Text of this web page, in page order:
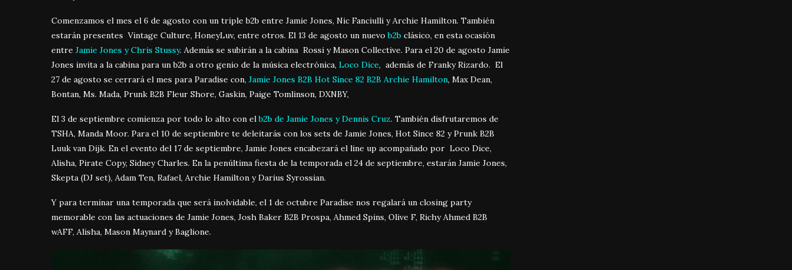
Comenzamos el mes el 6 de agosto con un triple b2b entre Jamie Jones, Nic Fanciulli y Archie Hamilton. También
estarán presentes Vintage Culture, HoneyLuv, entre otros. El 13 de agosto un nuevob2b clásico, en esta ocasión
entre Jamie Jones y Chris Stussy. Además se subirán a la cabina Rossi y Mason Collective. Para el 20 de agosto Jamie
Jones invita a la cabina para un b2b a otro genio de la música electrónica, Loco Dice, además de Franky Rizardo. El
27 de agosto se cerrará el mes para Paradise con, Jamie Jones B2B Hot Since 82 B2B Archie Hamilton, Max Dean,
Bontan, Ms. Mada, Prunk B2B Fleur Shore, Gaskin, Paige Tomlinson, DXNBY,
El 3 de septiembre comienza por todo lo alto con elb2b de Jamie Jones y Dennis Cruz. También disfrutaremos de
TSHA, Manda Moor. Para el 10 de septiembre te deleitarás con los sets de Jamie Jones, Hot Since 82 y Prunk B2B
Luuk van Dijk. En el evento del 17 de septiembre, Jamie Jones encabezará el line up acompañado por Loco Dice,
Alisha, Pirate Copy, Sidney Charles. En la penúltima fiesta de la temporada el 24 de septiembre, estarán Jamie Jones,
Skepta (DJ set), Adam Ten, Rafael, Archie Hamilton y Darius Syrossian.
Y para terminar una temporada que será inolvidable, el 1 de octubre Paradise nos regalará un closing party
memorable con las actuaciones de Jamie Jones, Josh Baker B2B Prospa, Ahmed Spins, Olive F, Richy Ahmed B2B
wAFF, Alisha, Mason Maynard y Baglione.